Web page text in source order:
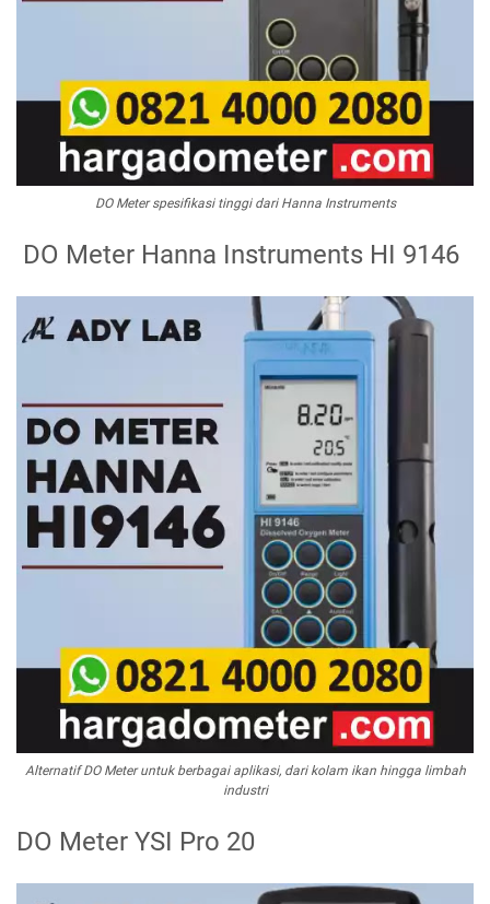
DO Meter spesifikasi tinggi dari Hanna Instruments
DO Meter Hanna Instruments HI 9146
Alternatif DO Meter untuk berbagai aplikasi, dari kolam ikan hingga limbah
industri
DO Meter YSI Pro 20